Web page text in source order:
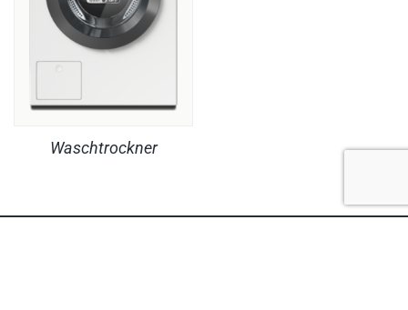
Waschtrockner